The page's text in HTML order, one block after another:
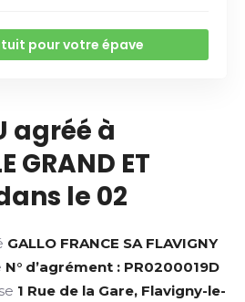
pour votre épave
agréé à
GRAND ET
le 02
GALLO FRANCE SA FLAVIGNY
N° d’agrément : PR0200019D
1 Rue de la Gare, Flavigny-le-